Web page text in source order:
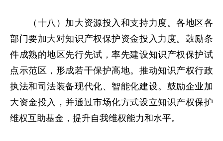
（十八）加大资源投入和支持力度。各地区各
部门要加大对知识产权保护资金投入力度。鼓励条
件成熟的地区先行先试，率先建设知识产权保护试
点示范区，形成若干保护高地。推动知识产权行政
执法和司法装备现代化、智能化建设。鼓励企业加
大资金投入，并通过市场化方式设立知识产权保护
维权互助基金，提升自我维权能力和水平。